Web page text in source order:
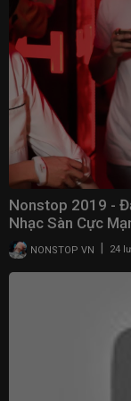
Nonstop 2019 -
Nhạc Sàn Cực
NONSTOP VN 24